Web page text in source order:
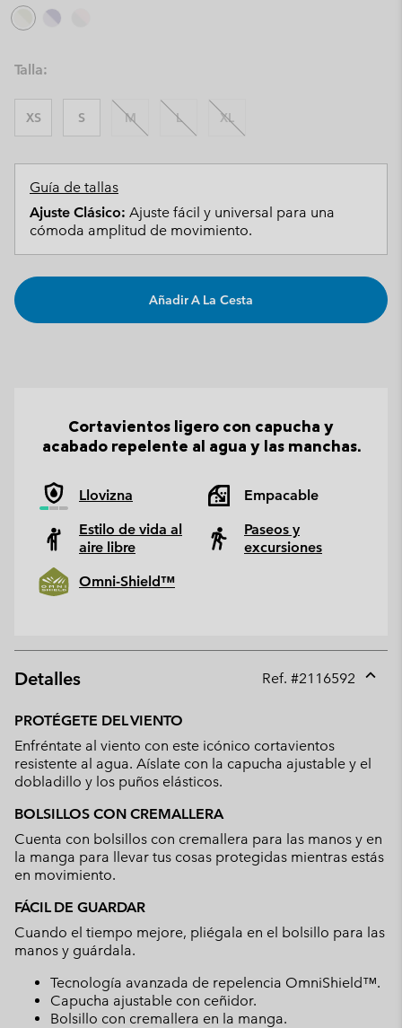
Talla:
XS S M L XL
Guía de tallas
Ajuste Clásico: Ajuste fácil y universal para una
cómoda amplitud de movimiento.
Añadir A La Cesta
Cortavientos ligero con capucha y
acabado repelente al agua y las manchas.
Llovizna
Empacable
Estilo de vida al
aire libre
Paseos y
excursiones
Omni-Shield™
Detalles Ref. #2116592
PROTÉGETE DEL VIENTO
Enfréntate al viento con este icónico cortavientos
resistente al agua. Aíslate con la capucha ajustable y el
dobladillo y los puños elásticos.
BOLSILLOS CON CREMALLERA
Cuenta con bolsillos con cremallera para las manos y en
la manga para llevar tus cosas protegidas mientras estás
en movimiento.
FÁCIL DE GUARDAR
Cuando el tiempo mejore, pliégala en el bolsillo para las
manos y guárdala.
Tecnología avanzada de repelencia OmniShield™.
Capucha ajustable con ceñidor.
Bolsillo con cremallera en la manga.